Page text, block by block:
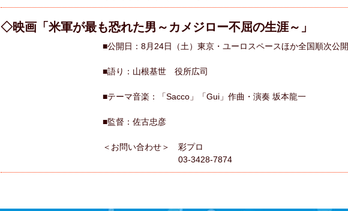
◇映画「米軍が最も恐れた男～カメジロー不屈の生涯～」
■公開日：8月24日（土）東京・ユーロスペースほか全国順次公開
■語り：山根基世 役所広司
■テーマ音楽：「Sacco」「Gui」作曲・演奏 坂本龍一
■監督：佐古忠彦
＜お問い合わせ＞ 彩プロ
03-3428-7874